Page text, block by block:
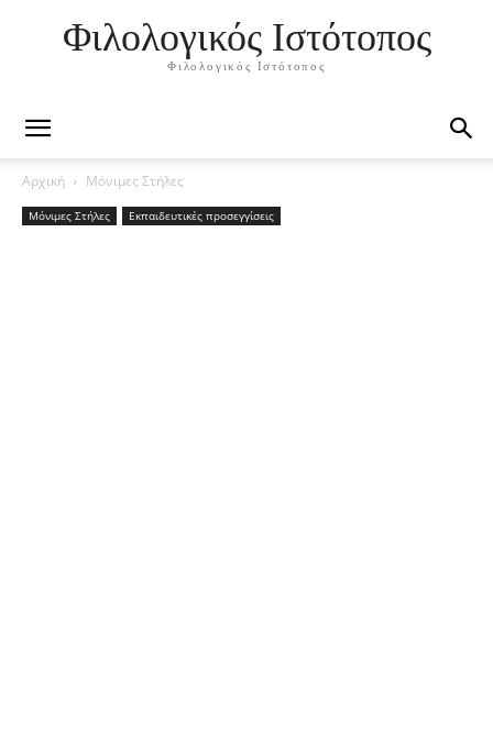
Φιλολογικός Ιστότοπος
Φιλολογικός Ιστότοπος
Αρχική Μόνιμες Στήλες
Μόνιμες Στήλες Εκπαιδευτικές προσεγγίσεις